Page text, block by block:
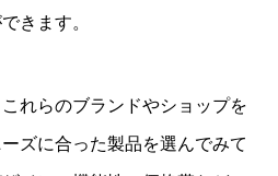
きます。
れらのブランドやショップを
ズに合った製品を選んでみて